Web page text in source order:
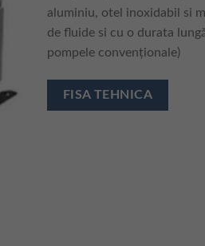
aluminiu, otel inoxidabil si
de fluide si cu o durata
pompele convenționale)
FISA TEHNICA